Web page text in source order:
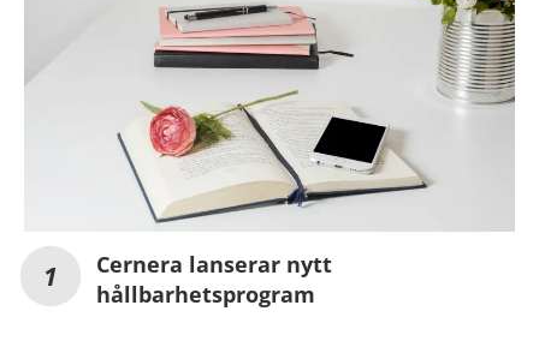
Cernera lanserar nytt
hållbarhetsprogram